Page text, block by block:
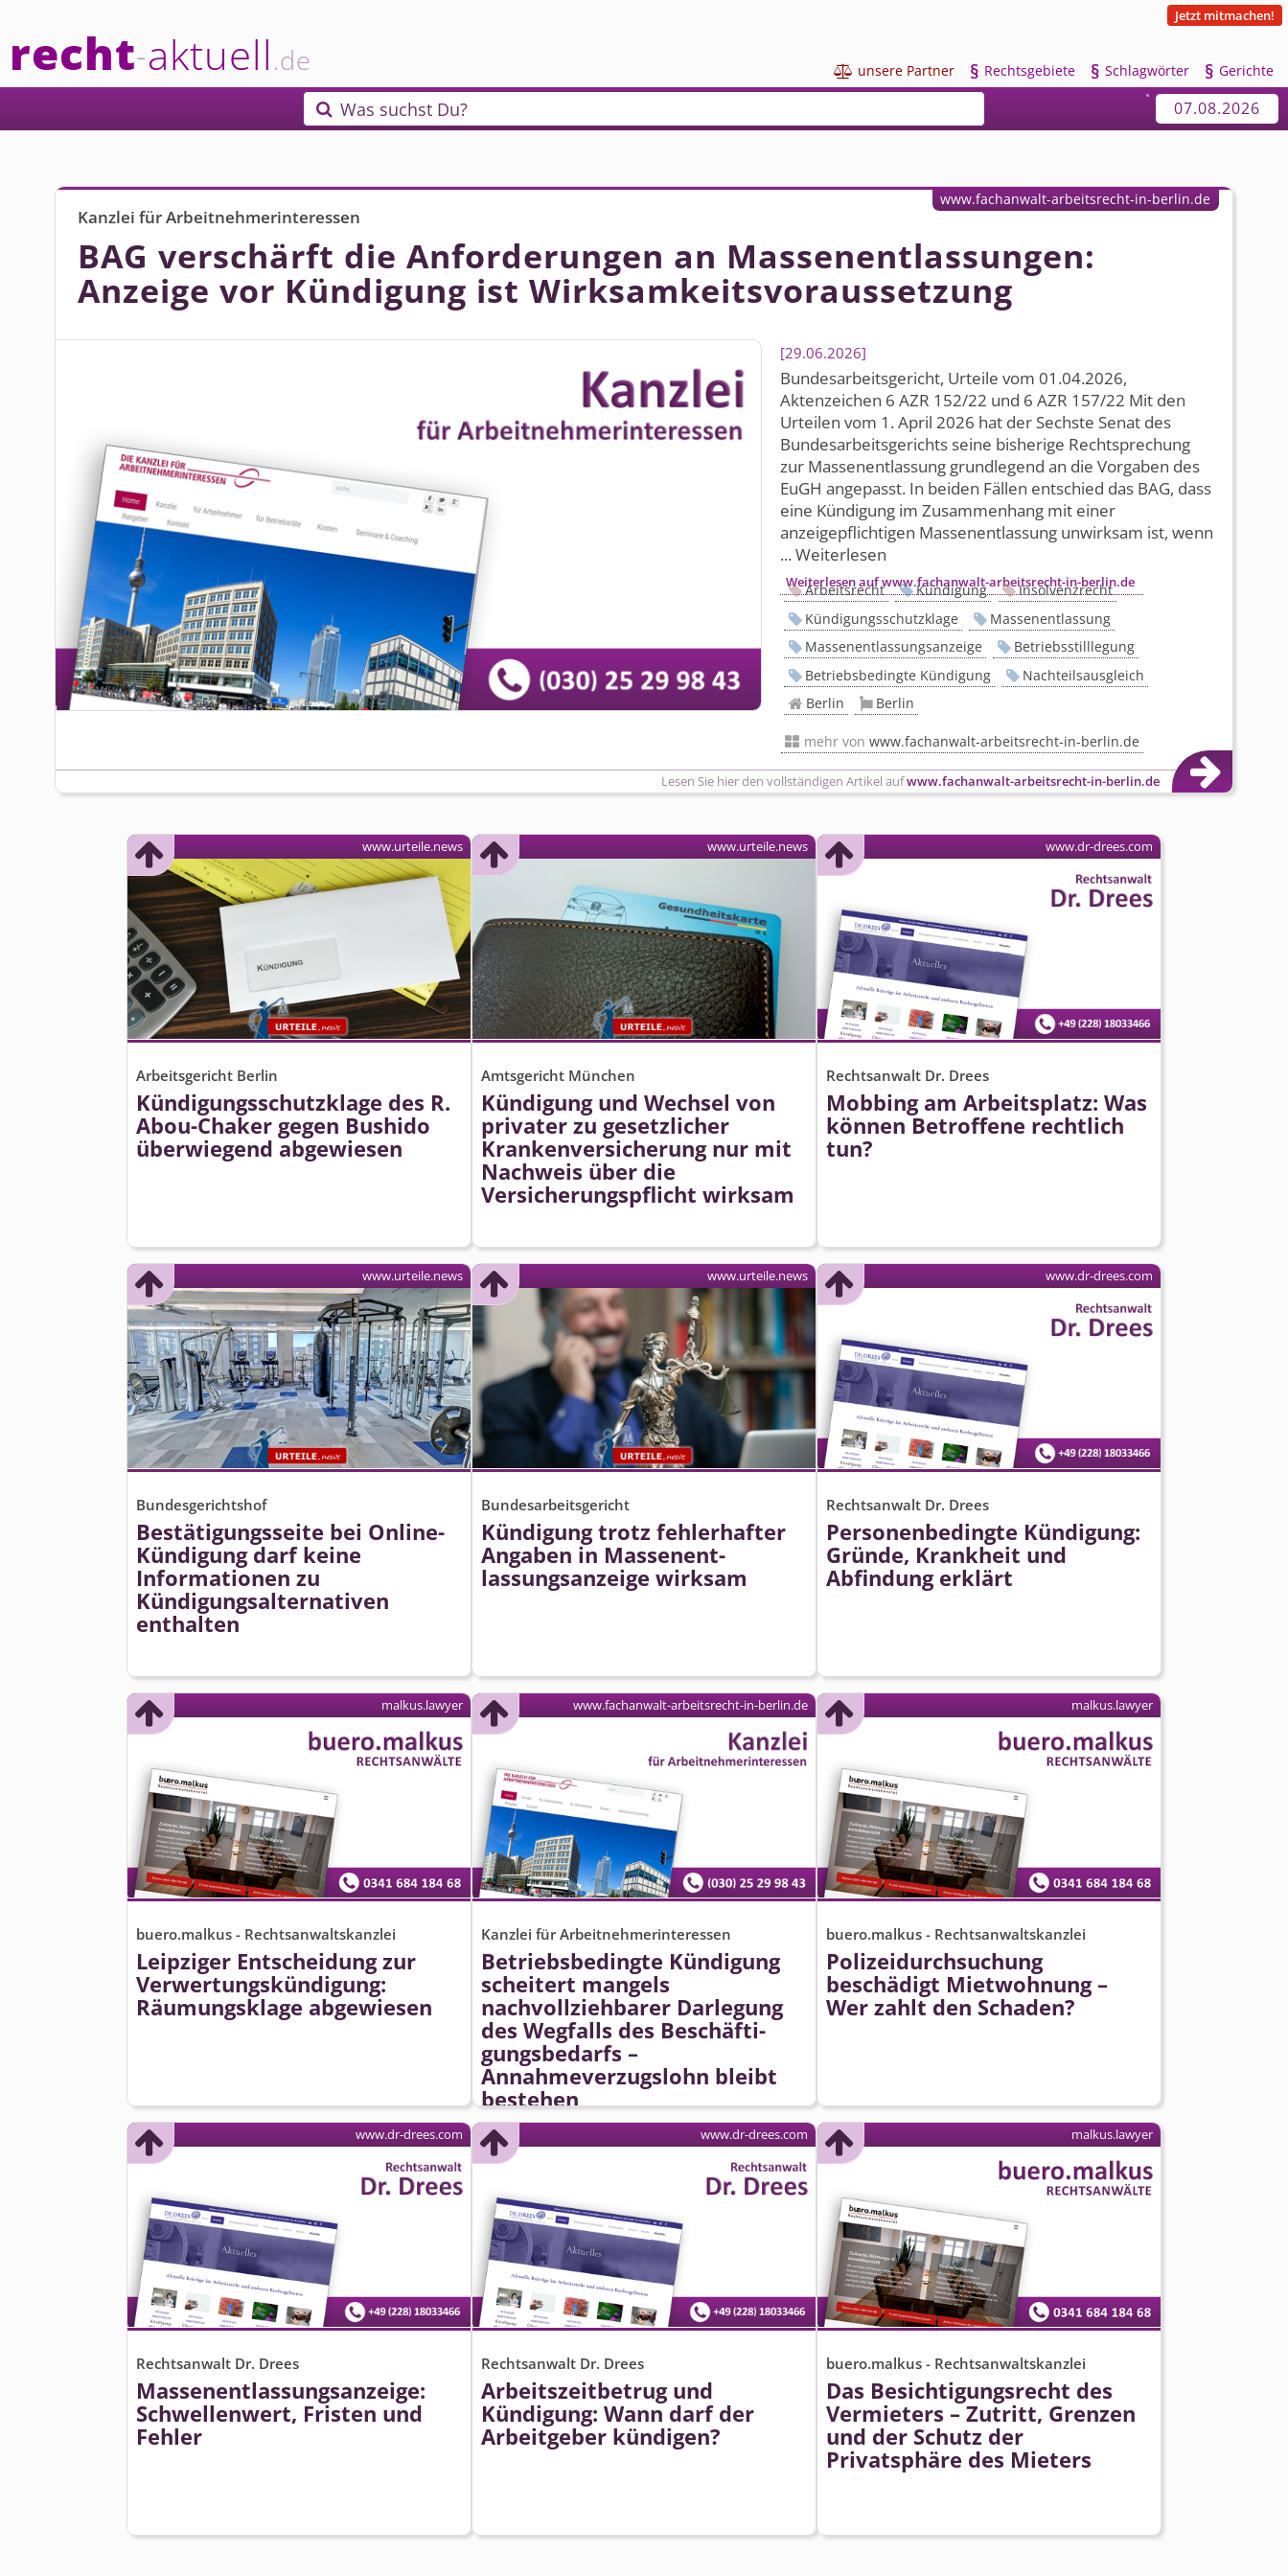
recht-aktuell.de
Jetzt mitmachen!
 unsere Partner § Rechtsgebiete § Schlagwörter § Gerichte
 Was suchst Du? 07.08.2026
Kanzlei für Arbeitnehmerinteressen
BAG verschärft die Anforderungen an Massenentlassungen:
Anzeige vor Kündigung ist Wirksamkeits­voraussetzung
29.06.2026
Bundesarbeits­gericht, Urteile vom 01.04.2026,
Aktenzeichen 6 AZR 152/22 und 6 AZR 157/22 Mit den
Urteilen vom 1. April 2026 hat der Sechste Senat des
Bundesarbeits­gerichts seine bisherige Rechtsprechung
zur Massenentlassung grundlegend an die Vorgaben des
EuGH angepasst. In beiden Fällen entschied das BAG, dass
eine Kündigung im Zusammenhang mit einer
anzeigepflichtigen Massenentlassung unwirksam ist, wenn
... Weiterlesen
Weiterlesen auf www.fachanwalt-arbeitsrecht-in-berlin.de
Lesen Sie hier den vollständigen Artikel aufwww.fachanwalt-arbeitsrecht-in-berlin.de
www.fachanwalt-arbeitsrecht-in-berlin.de
Arbeitsrecht Kündigung
Insolvenzrecht
Kündigungsschutzklage
Massenentlassung
Massenentlassungsanzeige
Betriebsstilllegung
Betriebsbedingte Kündigung
Nachteilsausgleich
Berlin
Berlin
mehr vonwww.fachanwalt-arbeitsrecht-in-berlin.de
Arbeitsgericht Berlin
Kündigungs­schutzklage des R.
Abou-Chaker gegen Bushido
überwiegend abgewiesen
www.urteile.news
Amtsgericht München
Kündigung und Wechsel von
privater zu gesetzlicher
Krankenversicherung nur mit
Nachweis über die
Versicherungs­pflicht wirksam
www.urteile.news
Rechtsanwalt Dr. Drees
Mobbing am Arbeitsplatz: Was
können Betroffene rechtlich
tun?
www.dr-drees.com
Bundesgerichtshof
Bestätigungsseite bei Online-
Kündigung darf keine
Informationen zu
Kündigungsal­ternativen
enthalten
www.urteile.news
Bundesarbeitsgericht
Kündigung trotz fehlerhafter
Angaben in Massenent­
lassungsanzeige wirksam
www.urteile.news
Rechtsanwalt Dr. Drees
Personenbedingte Kündigung:
Gründe, Krankheit und
Abfindung erklärt
www.dr-drees.com
buero.malkus - Rechtsanwaltskanzlei
Leipziger Entscheidung zur
Verwertungs­kündigung:
Räumungsklage abgewiesen
malkus.lawyer
Kanzlei für Arbeitnehmerinteressen
Betriebsbedingte Kündigung
scheitert mangels
nachvollziehbarer Darlegung
des Wegfalls des Beschäfti­
gungsbedarfs –
Annahmeverzugslohn bleibt
bestehen
www.fachanwalt-arbeitsrecht-in-berlin.de
buero.malkus - Rechtsanwaltskanzlei
Polizeidurchsuchung
beschädigt Mietwohnung –
Wer zahlt den Schaden?
malkus.lawyer
Rechtsanwalt Dr. Drees
Massenent­lassungsanzeige:
Schwellenwert, Fristen und
Fehler
www.dr-drees.com
Rechtsanwalt Dr. Drees
Arbeitszeitbetrug und
Kündigung: Wann darf der
Arbeitgeber kündigen?
www.dr-drees.com
buero.malkus - Rechtsanwaltskanzlei
Das Besichtigungsrecht des
Vermieters – Zutritt, Grenzen
und der Schutz der
Privatsphäre des Mieters
malkus.lawyer